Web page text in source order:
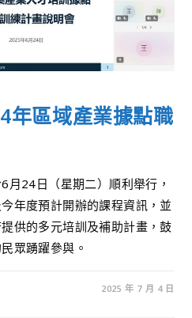
年區域產業據點職
月24日（星期二）順利舉行，
年度預計開辦的課程資訊，並
供的多元培訓及補助計畫，鼓
眾踴躍參與。
2025 年 7 月 4 日